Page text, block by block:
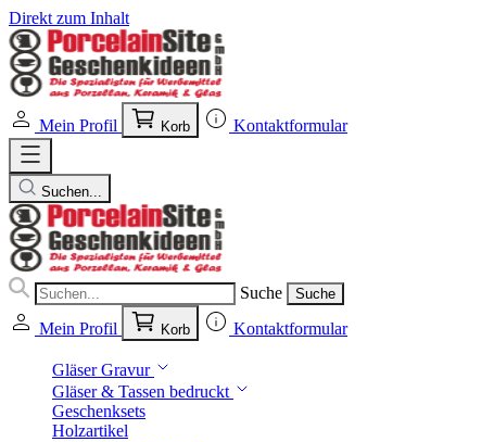
Direkt zum Inhalt
Mein Profil Korb Kontaktformular
Suchen...
Suche Suche
Mein Profil Korb Kontaktformular
Gläser Gravur
Gläser & Tassen bedruckt
Geschenksets
Holzartikel